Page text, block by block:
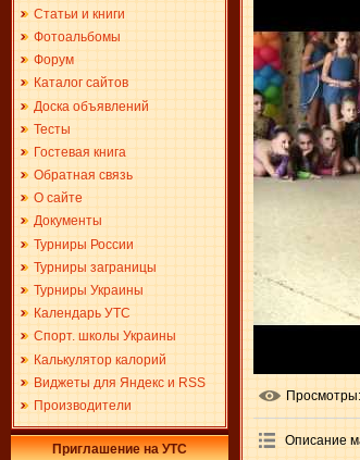
Статьи и книги
Фотоальбомы
Форум
Каталог сайтов
Доска объявлений
Тесты
Гостевая книга
Обратная связь
О сайте
Документы
Турниры России
Турниры заграницы
Турниры Украины
Календарь УТС
Спорт. школы Украины
Калькулятор калорий
Виджеты для Яндекс и RSS
Производители
Приглашение на УТС
Просмотры
Описание